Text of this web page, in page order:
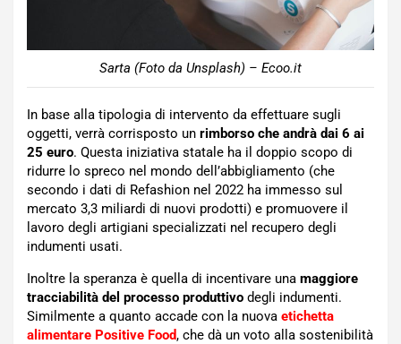
Sarta (Foto da Unsplash) – Ecoo.it
In base alla tipologia di intervento da effettuare sugli
oggetti, verrà corrisposto un rimborso che andrà dai 6 ai
25 euro. Questa iniziativa statale ha il doppio scopo di
ridurre lo spreco nel mondo dell’abbigliamento (che
secondo i dati di Refashion nel 2022 ha immesso sul
mercato 3,3 miliardi di nuovi prodotti) e promuovere il
lavoro degli artigiani specializzati nel recupero degli
indumenti usati.
Inoltre la speranza è quella di incentivare una maggiore
tracciabilità del processo produttivo degli indumenti.
Similmente a quanto accade con la nuova etichetta
alimentare Positive Food, che dà un voto alla sostenibilità